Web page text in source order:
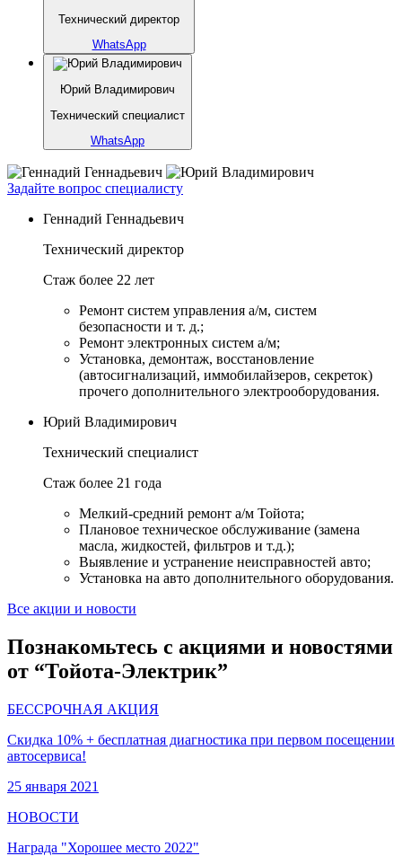
Технический директор
WhatsApp
Юрий Владимирович
Технический специалист
WhatsApp
Задайте вопрос специалисту
Геннадий Геннадьевич
Технический директор
Стаж более 22 лет
Ремонт систем управления а/м, систем
безопасности и т. д.;
Ремонт электронных систем а/м;
Установка, демонтаж, восстановление
(автосигнализаций, иммобилайзеров, секреток)
прочего дополнительного электрооборудования.
Юрий Владимирович
Технический специалист
Стаж более 21 года
Мелкий-средний ремонт а/м Тойота;
Плановое техническое обслуживание (замена
масла, жидкостей, фильтров и т.д.);
Выявление и устранение неисправностей авто;
Установка на авто дополнительного оборудования.
Все акции и новости
Познакомьтесь с акциями и новостями
от “Тойота-Электрик”
БЕССРОЧНАЯ АКЦИЯ
Скидка 10% + бесплатная диагностика при первом посещении
автосервиса!
25 января 2021
НОВОСТИ
Награда "Хорошее место 2022"